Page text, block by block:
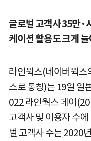
글로벌 고객사 35만·
케이션 활용도 크게 늘
라인웍스(네이버웍스
스로 통칭)는 19일 일
022 라인웍스 데이
고객사 및 이용자 수
벌 고객사 수는 2020